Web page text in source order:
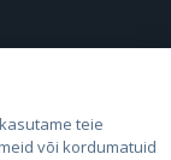
teie
või kordumatuid